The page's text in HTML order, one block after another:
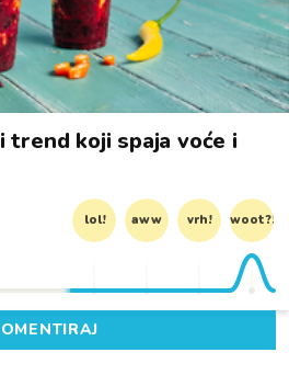
trend koji spaja voće i
lol! aww vrh! woot?!